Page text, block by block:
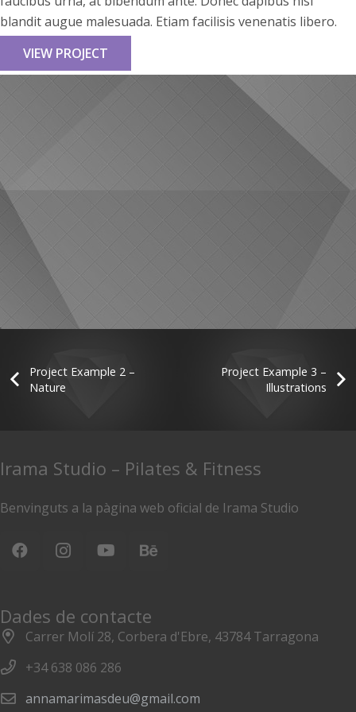
blandit augue malesuada. Etiam facilisis venenatis libero.
VIEW PROJECT
Project Example 2 –
Nature
Project Example 3 –
Illustrations
Irama Studio – Pilates & Fitness
Benvinguts a la pàgina web oficial de Irama Studio
Dades de contacte
Carrer Molí 28, Corbera d'Ebre, 43784 Tarragona
+34 638 086 286
annamarimasdeu@gmail.com